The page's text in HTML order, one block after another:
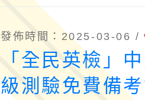
發佈時間：2025-03-06 /
「全民英檢」
級測驗免費備